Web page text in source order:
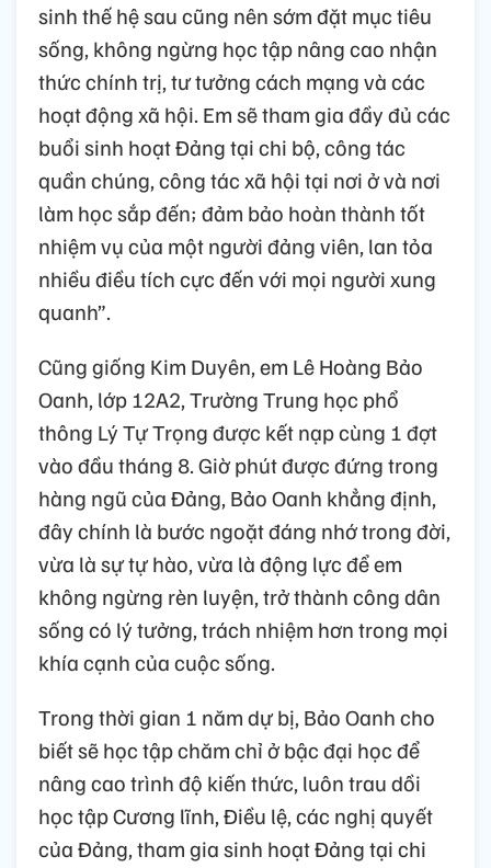
sinh thế hệ sau cũng nên sớm đặt mục tiêu
sống, không ngừng học tập nâng cao nhận
thức chính trị, tư tưởng cách mạng và các
hoạt động xã hội. Em sẽ tham gia đầy đủ các
buổi sinh hoạt Đảng tại chi bộ, công tác
quần chúng, công tác xã hội tại nơi ở và nơi
làm học sắp đến; đảm bảo hoàn thành tốt
nhiệm vụ của một người đảng viên, lan tỏa
nhiều điều tích cực đến với mọi người xung
quanh”.
Cũng giống Kim Duyên, em Lê Hoàng Bảo
Oanh, lớp 12A2, Trường Trung học phổ
thông Lý Tự Trọng được kết nạp cùng 1 đợt
vào đầu tháng 8. Giờ phút được đứng trong
hàng ngũ của Đảng, Bảo Oanh khẳng định,
đây chính là bước ngoặt đáng nhớ trong đời,
vừa là sự tự hào, vừa là động lực để em
không ngừng rèn luyện, trở thành công dân
sống có lý tưởng, trách nhiệm hơn trong mọi
khía cạnh của cuộc sống.
Trong thời gian 1 năm dự bị, Bảo Oanh cho
biết sẽ học tập chăm chỉ ở bậc đại học để
nâng cao trình độ kiến thức, luôn trau dồi
học tập Cương lĩnh, Điều lệ, các nghị quyết
của Đảng, tham gia sinh hoạt Đảng tại chi